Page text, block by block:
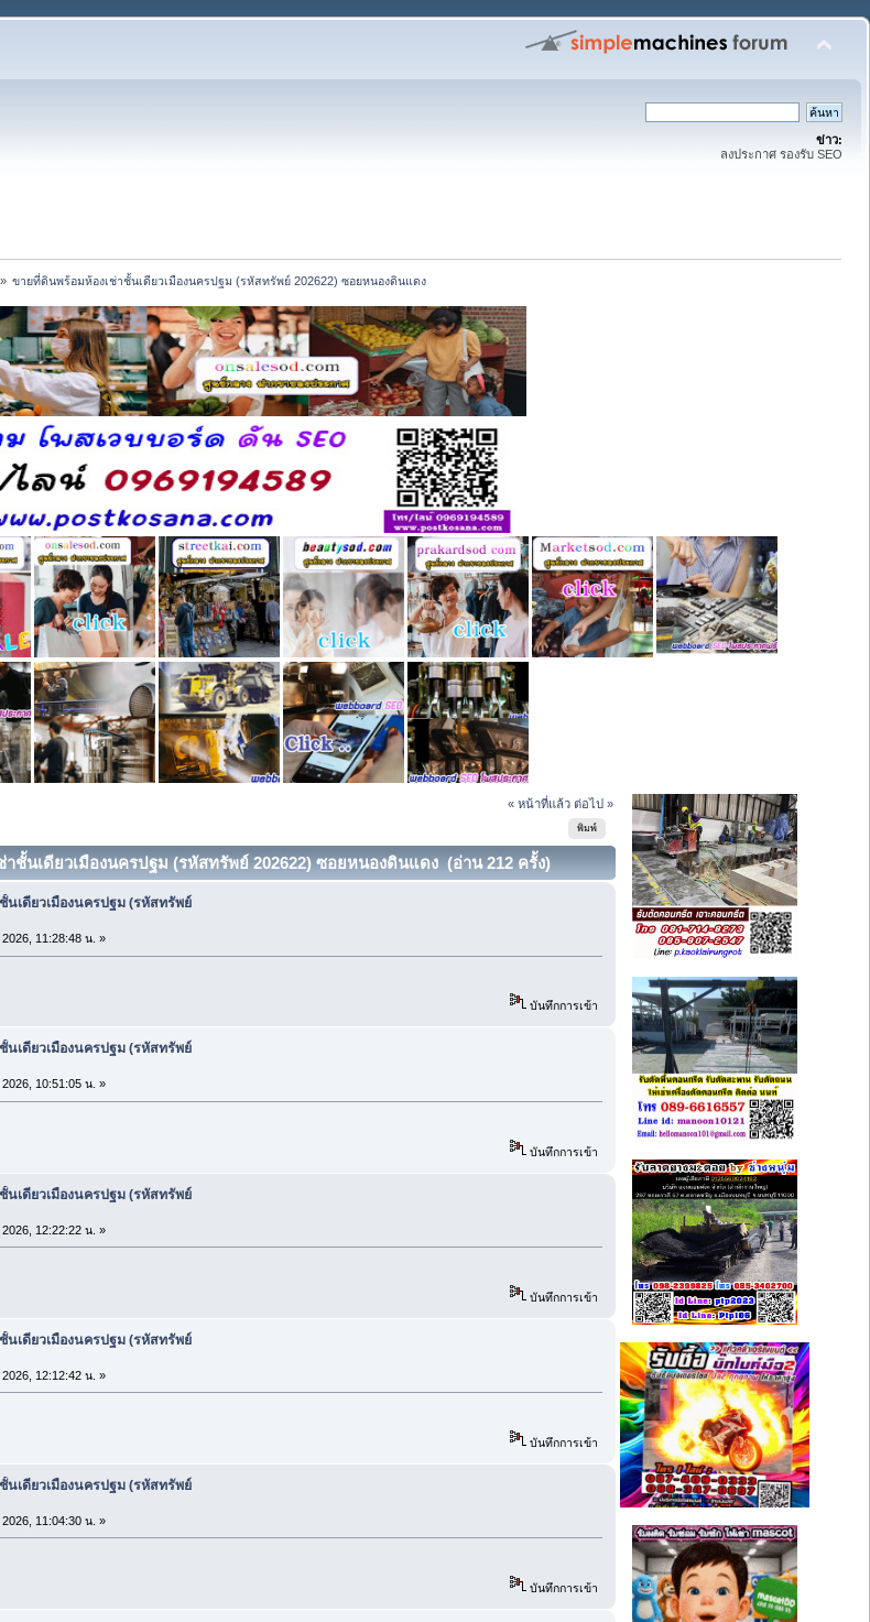
ข่าว:
ลงประกาศ รองรับ SEO
ขายที่ดินพร้อมห้องเช่าชั้นเดียวเมืองนครปฐม (รหัสทรัพย์ 202622) ซอยหนองดินแดง
« หน้าที่แล้ว ต่อไป »
พิมพ์
ชั้นเดียวเมืองนครปฐม (รหัสทรัพย์ 202622) ซอยหนองดินแดง (อ่าน 212 ครั้ง)
นเดียวเมืองนครปฐม (รหัสทรัพย์
11:28:48 น. »
บันทึกการเข้า
นเดียวเมืองนครปฐม (รหัสทรัพย์
10:51:05 น. »
บันทึกการเข้า
นเดียวเมืองนครปฐม (รหัสทรัพย์
12:22:22 น. »
บันทึกการเข้า
นเดียวเมืองนครปฐม (รหัสทรัพย์
12:12:42 น. »
บันทึกการเข้า
นเดียวเมืองนครปฐม (รหัสทรัพย์
11:04:30 น. »
บันทึกการเข้า